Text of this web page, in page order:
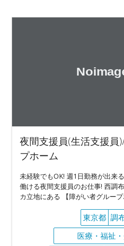
夜間支援員(生活支援員
プホーム
未経験でもOK! 週1日勤務が出来
働ける夜間支援員のお仕事! 西調
カ立地にある 【障がい者グルー
東京都 調
医療・福祉